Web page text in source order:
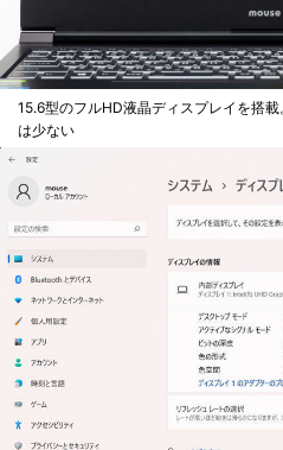
15.6型のフルHD液晶ディスプレイを搭
は少ない